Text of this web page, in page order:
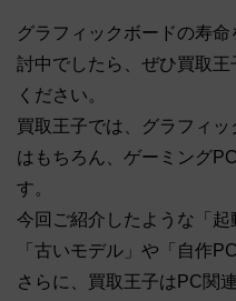
グラフィックボードの寿
討中でしたら、ぜひ買取
ください。
買取王子では、グラフィ
はもちろん、ゲーミング
す。
今回ご紹介したような「起
「古いモデル」や「自作
さらに、買取王子はPC関